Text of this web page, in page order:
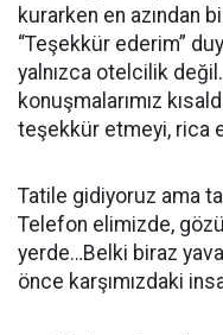
kurarken en azından
“Teşekkür ederim”
yalnızca otelcilik değil.
konuşmalarımız
teşekkür etmeyi, rica
Tatile gidiyoruz ama
Telefon elimizde,
yerde…Belki biraz
önce karşımızdaki